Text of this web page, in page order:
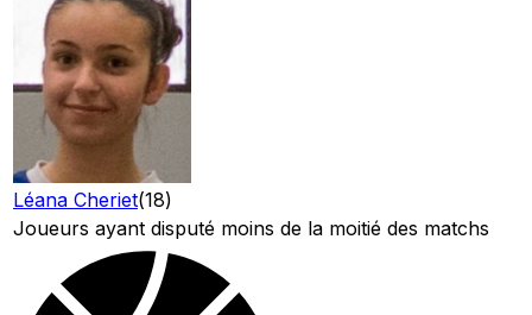
Léana Cheriet(18)
Joueurs ayant disputé moins de la moitié des matchs